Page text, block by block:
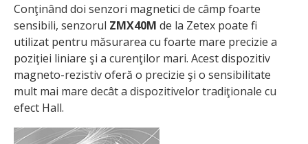
Conţinând doi senzori magnetici de câmp foarte
sensibili, senzorul ZMX40M de la Zetex poate fi
utilizat pentru măsurarea cu foarte mare precizie a
poziţiei liniare şi a curenţilor mari. Acest dispozitiv
magneto-rezistiv oferă o precizie şi o sensibilitate
mult mai mare decât a dispozitivelor tradiţionale cu
efect Hall.